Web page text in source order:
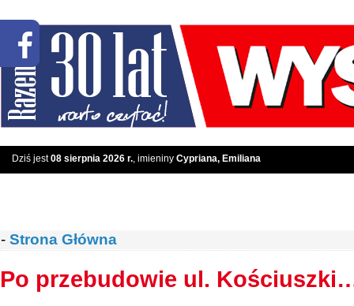
Dziś jest08 sierpnia 2026 r., imieniny Cypriana, Emiliana
- Strona Główna
Po przebudowie ul.